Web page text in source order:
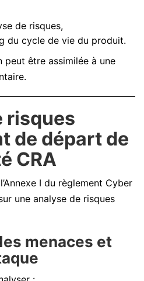
de risques,
du cycle de vie du produit.
peut être assimilée à une
risques
de départ de
CRA
I du règlement Cyber
une analyse de risques
menaces et